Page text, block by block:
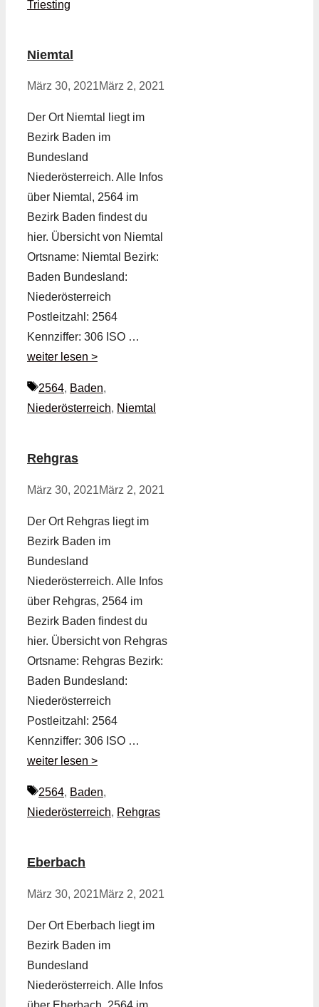
Triesting
Niemtal
März 30, 2021März 2, 2021
Der Ort Niemtal liegt im
Bezirk Baden im
Bundesland
Niederösterreich. Alle Infos
über Niemtal, 2564 im
Bezirk Baden findest du
hier. Übersicht von Niemtal
Ortsname: Niemtal Bezirk:
Baden Bundesland:
Niederösterreich
Postleitzahl: 2564
Kennziffer: 306 ISO …
weiter lesen >
Schlagwörter
2564, Baden,
Niederösterreich, Niemtal
Rehgras
März 30, 2021März 2, 2021
Der Ort Rehgras liegt im
Bezirk Baden im
Bundesland
Niederösterreich. Alle Infos
über Rehgras, 2564 im
Bezirk Baden findest du
hier. Übersicht von Rehgras
Ortsname: Rehgras Bezirk:
Baden Bundesland:
Niederösterreich
Postleitzahl: 2564
Kennziffer: 306 ISO …
weiter lesen >
Schlagwörter
2564, Baden,
Niederösterreich, Rehgras
Eberbach
März 30, 2021März 2, 2021
Der Ort Eberbach liegt im
Bezirk Baden im
Bundesland
Niederösterreich. Alle Infos